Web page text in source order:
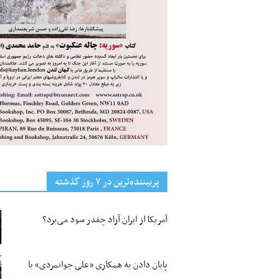
پربیننده‌ترین‌ در ۷ روز گذشته
آمریکا از ایران آزاد چقدر سود می‌برد؟
پایان دادن به همکاری «علی جوانمردی» با